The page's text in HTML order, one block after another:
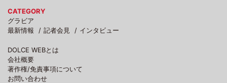
CATEGORY
グラビア
最新情報
記者会見 インタビュー
DOLCE WEBとは
会社概要
著作権/免責事項について
お問い合わせ